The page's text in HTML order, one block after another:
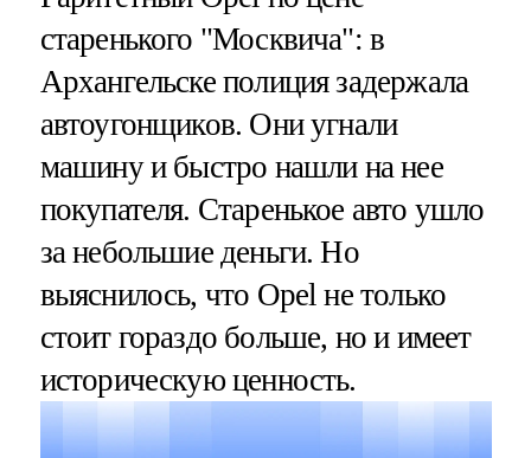
старенького "Москвича": в
Архангельске полиция задержала
автоугонщиков. Они угнали
машину и быстро нашли на нее
покупателя. Старенькое авто ушло
за небольшие деньги. Но
выяснилось, что Opel не только
стоит гораздо больше, но и имеет
историческую ценность.